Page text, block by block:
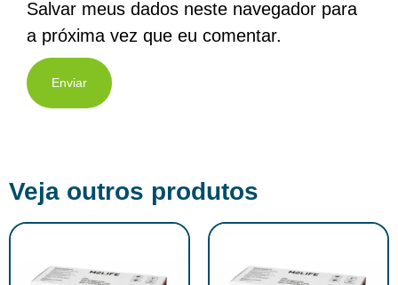
Salvar meus dados neste navegador para
a próxima vez que eu comentar.
Veja outros produtos